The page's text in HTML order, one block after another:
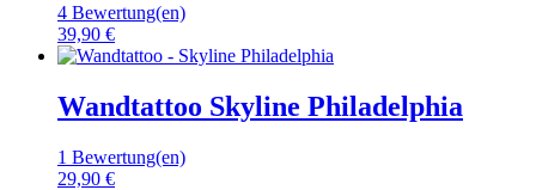
4 Bewertung(en)
39,90 €
Wandtattoo Skyline Philadelphia
1 Bewertung(en)
29,90 €